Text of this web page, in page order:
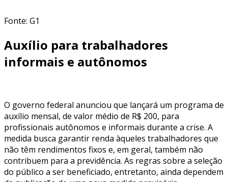
Fonte: G1
Auxílio para trabalhadores
informais e autônomos
O governo federal anunciou que lançará um programa de
auxílio mensal, de valor médio de R$ 200, para
profissionais autônomos e informais durante a crise. A
medida busca garantir renda àqueles trabalhadores que
não têm rendimentos fixos e, em geral, também não
contribuem para a previdência. As regras sobre a seleção
do público a ser beneficiado, entretanto, ainda dependem